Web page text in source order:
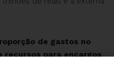
de gastos no
recursos para encargos
Bolsa Família?